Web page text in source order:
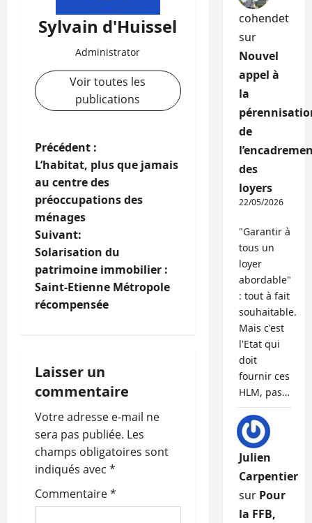
Sylvain d'Huissel
Administrator
Voir toutes les
publications
N
a
v
i
g
a
o
n
d
’
a
Précédent :
L’habitat, plus que jamais
au centre des
préoccupations des
ménages
Suivant:
Solarisation du
patrimoine immobilier :
Saint-Etienne Métropole
récompensée
Laisser un
commentaire
Votre adresse e-mail ne
sera pas publiée. Les
champs obligatoires sont
indiqués avec *
Commentaire*
cohendet
sur
Nouvel
appel à
la
de
des
loyers
22/05/2026
"Garantir à
tous un
loyer
abordable"
: tout à fait
souhaitable.
Mais c'est
l'Etat qui
doit
fournir ces
HLM, pas…
Julien
Carpentier
sur Pour
la FFB,